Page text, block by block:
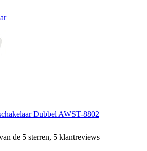
Dubbel AWST-8802
de 5 sterren, 5 klantreviews